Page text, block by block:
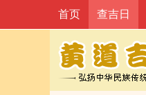
首页 查吉日